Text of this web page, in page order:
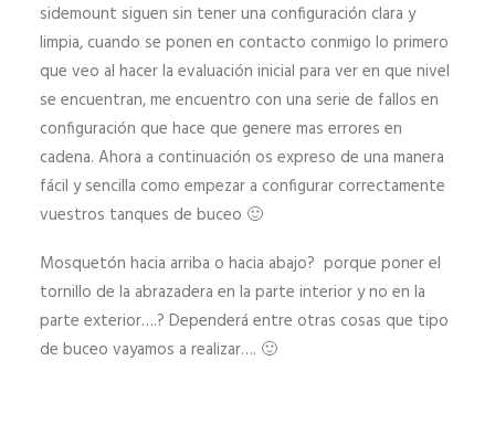
sidemount siguen sin tener una configuración clara y
limpia, cuando se ponen en contacto conmigo lo primero
que veo al hacer la evaluación inicial para ver en que nivel
se encuentran, me encuentro con una serie de fallos en
configuración que hace que genere mas errores en
cadena. Ahora a continuación os expreso de una manera
fácil y sencilla como empezar a configurar correctamente
vuestros tanques de buceo 🙂
Mosquetón hacia arriba o hacia abajo? porque poner el
tornillo de la abrazadera en la parte interior y no en la
parte exterior….? Dependerá entre otras cosas que tipo
de buceo vayamos a realizar…. 🙂